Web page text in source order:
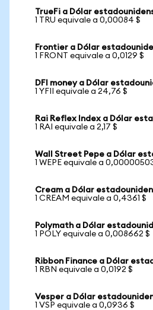
TrueFi a Dólar
1 TRU equivale a 0,00084 $
Frontier a Dólar
1 FRONT equivale a 0,0129 $
DFI money a Dólar
1 YFII equivale a 24,76 $
Rai Reflex Index a Dólar
1 RAI equivale a 2,17 $
Wall Street Pepe a Dólar
1 WEPE equivale a
Cream a Dólar
1 CREAM equivale a 0,4361 $
Polymath a Dólar
1 POLY equivale a 0,008662 $
Ribbon Finance a Dólar
1 RBN equivale a 0,0192 $
Vesper a Dólar
1 VSP equivale a 0,0936 $